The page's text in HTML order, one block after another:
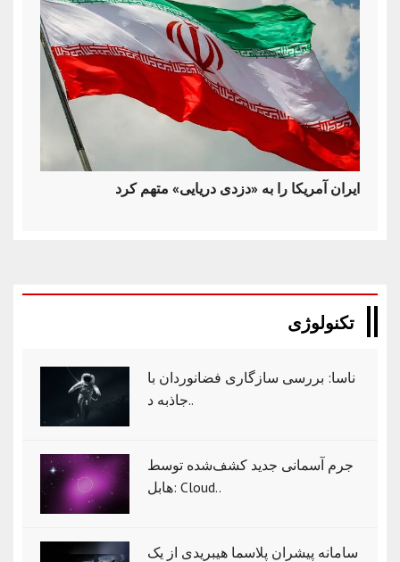
ایران آمریکا را به «دزدی دریایی» متهم کرد
تکنولوژی
ناسا: بررسی سازگاری فضانوردان با
جاذبه د..
جرم آسمانی جدید کشف‌شده توسط
هابل: Cloud..
سامانه پیشران پلاسما هیبریدی از یک